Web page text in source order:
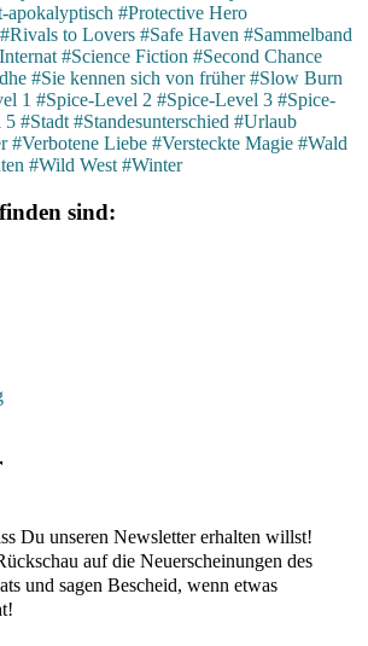
apokalyptisch #Protective Hero
#Rivals to Lovers #Safe Haven #Sammelband
#Science Fiction #Second Chance
#Sie kennen sich von früher #Slow Burn
1 #Spice-Level 2 #Spice-Level 3 #Spice-
5 #Stadt #Standesunterschied #Urlaub
#Verbotene Liebe #Versteckte Magie #Wald
#Wild West #Winter
sind:
Du unseren Newsletter erhalten willst!
auf die Neuerscheinungen des
und sagen Bescheid, wenn etwas